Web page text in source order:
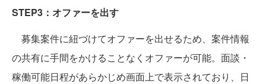
STEP3：オファーを出す
募集案件に紐づけてオファーを出せるため、案件情報
の共有に手間をかけることなくオファーが可能。面談・
稼働可能日程があらかじめ画面上で表示されており、日